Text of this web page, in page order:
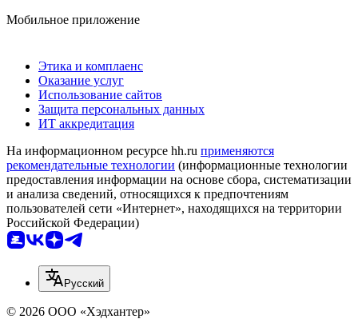
Мобильное приложение
Этика и комплаенс
Оказание услуг
Использование сайтов
Защита персональных данных
ИТ аккредитация
На информационном ресурсе hh.ru применяются
рекомендательные технологии (информационные технологии
предоставления информации на основе сбора, систематизации
и анализа сведений, относящихся к предпочтениям
пользователей сети «Интернет», находящихся на территории
Российской Федерации)
Русский
© 2026 ООО «Хэдхантер»